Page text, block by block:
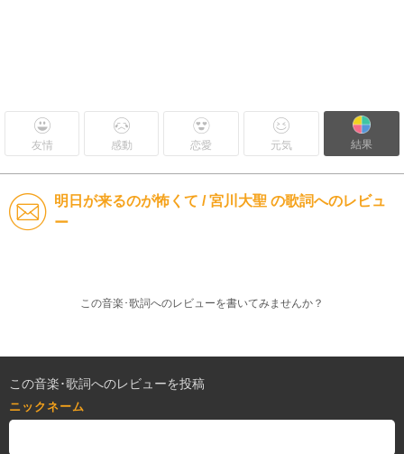
友情 感動 恋愛 元気 結果
明日が来るのが怖くて / 宮川大聖 の歌詞へのレビュ
ー
この音楽･歌詞へのレビューを書いてみませんか？
この音楽･歌詞へのレビューを投稿
ニックネーム